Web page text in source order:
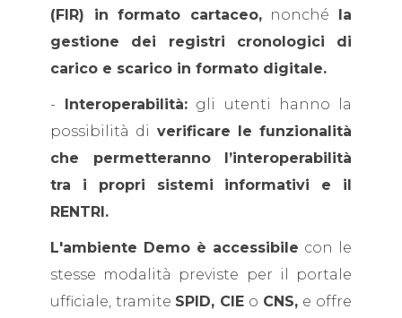
(FIR) in formato cartaceo,nonché la
gestione dei registri cronologici di
carico e scarico in formato digitale.
- Interoperabilità: gli utenti hanno la
possibilità di verificare le funzionalità
che permetteranno l’interoperabilità
tra i propri sistemi informativi e il
RENTRI.
L'ambiente Demo è accessibile con le
stesse modalità previste per il portale
ufficiale, tramite SPID, CIE o CNS, e offre